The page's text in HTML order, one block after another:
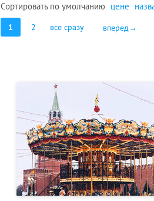
Сортировать по умолчанию цене
1 2 все сразу вперед→